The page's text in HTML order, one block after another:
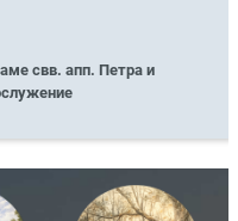
свв. апп. Петра и